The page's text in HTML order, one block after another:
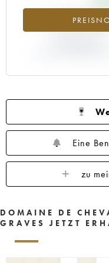
1949
Eine
zu
DOMAINE DE
GRAVES JETZT